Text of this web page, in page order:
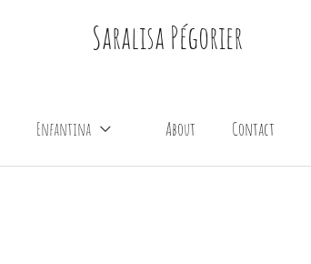
Saralisa Pégorier
Enfantina About Contact